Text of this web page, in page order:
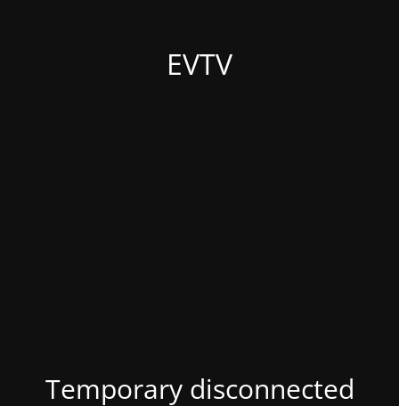
EVTV
Temporary disconnected